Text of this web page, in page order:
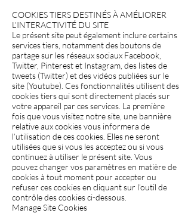
COOKIES TIERS DESTINÉS À AMÉLIORER
L’INTERACTIVITÉ DU SITE
Le présent site peut également inclure certains
services tiers, notamment des boutons de
partage sur les réseaux sociaux Facebook,
Twitter, Pinterest et Instagram, des listes de
tweets (Twitter) et des vidéos publiées sur le
site (Youtube). Ces fonctionnalités utilisent des
cookies tiers qui sont directement placés sur
votre appareil par ces services. La première
fois que vous visitez notre site, une bannière
relative aux cookies vous informera de
l’utilisation de ces cookies. Elles ne seront
utilisées que si vous les acceptez ou si vous
continuez à utiliser le présent site. Vous
pouvez changer vos paramètres en matière de
cookies à tout moment pour accepter ou
refuser ces cookies en cliquant sur l’outil de
contrôle des cookies ci-dessous.
Manage Site Cookies